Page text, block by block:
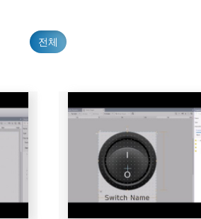
전체